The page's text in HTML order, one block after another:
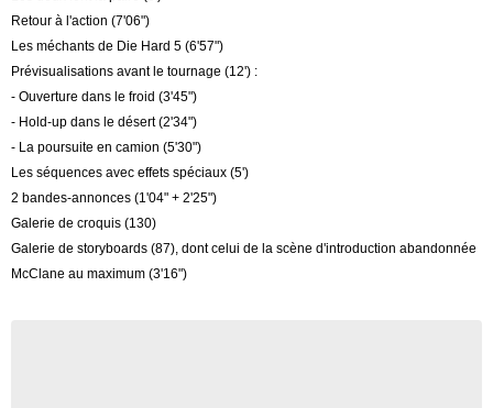
Retour à l'action (7'06")
Les méchants de Die Hard 5 (6'57")
Prévisualisations avant le tournage (12') :
- Ouverture dans le froid (3'45")
- Hold-up dans le désert (2'34")
- La poursuite en camion (5'30")
Les séquences avec effets spéciaux (5')
2 bandes-annonces (1'04" + 2'25")
Galerie de croquis (130)
Galerie de storyboards (87), dont celui de la scène d'introduction abandonnée
McClane au maximum (3'16")